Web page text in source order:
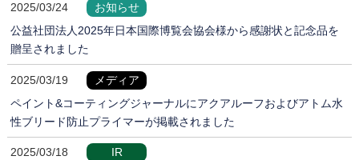
2025/03/24
お知らせ
公益社団法人2025年日本国際博覧会協会様から感謝状と記念品を
贈呈されました
2025/03/19
メディア
ペイント&コーティングジャーナルにアクアルーフおよびアトム水
性ブリード防止プライマーが掲載されました
2025/03/18
IR